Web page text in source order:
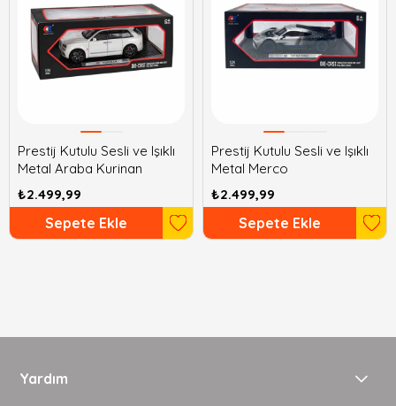
Prestij Kutulu Sesli ve Işıklı
Metal Araba Kurinan
₺2.499,99
Sepete Ekle
Prestij Kutulu Sesli ve Işıklı
Metal Merco
₺2.499,99
Sepete Ekle
Yardım